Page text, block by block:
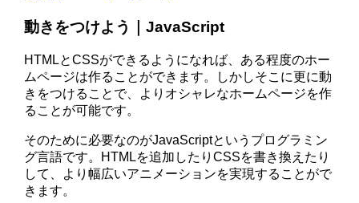
動きをつけよう｜JavaScript
HTMLとCSSができるようになれば、ある程度のホー
ムページは作ることができます。しかしそこに更に動
きをつけることで、よりオシャレなホームページを作
ることが可能です。
そのために必要なのがJavaScriptというプログラミン
グ言語です。HTMLを追加したりCSSを書き換えたり
して、より幅広いアニメーションを実現することがで
きます。